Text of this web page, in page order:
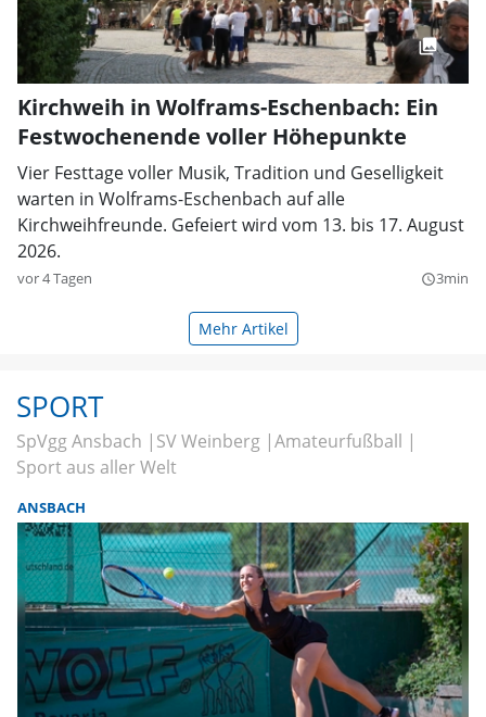
Kirchweih in Wolframs-Eschenbach: Ein
Festwochenende voller Höhepunkte
Vier Festtage voller Musik, Tradition und Geselligkeit
warten in Wolframs-Eschenbach auf alle
Kirchweihfreunde. Gefeiert wird vom 13. bis 17. August
2026.
vor 4 Tagen query_builder3min
Mehr Artikel
SPORT
SpVgg Ansbach SV Weinberg Amateurfußball
Sport aus aller Welt
ANSBACH